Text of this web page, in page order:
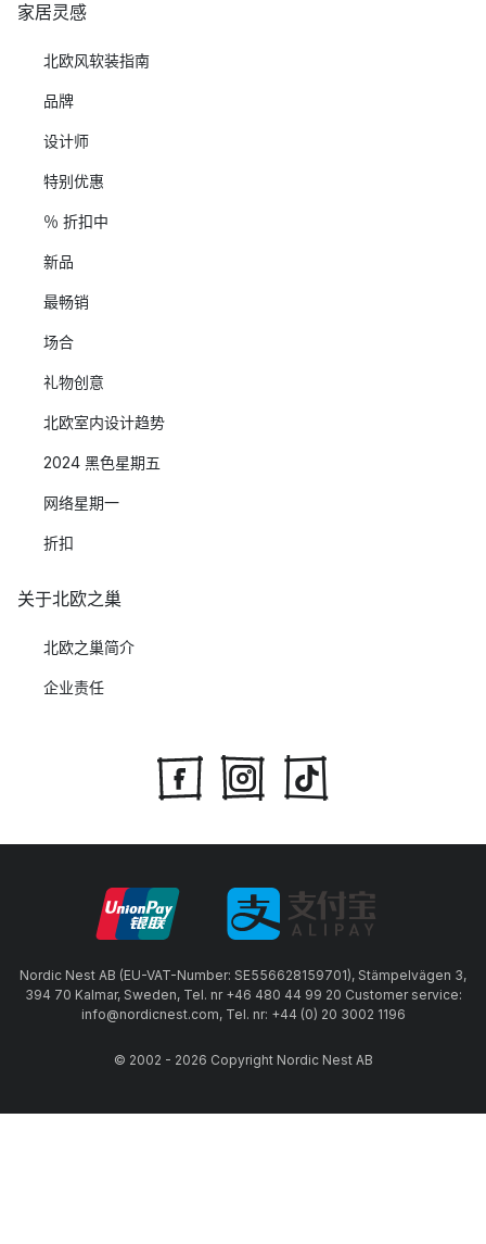
家居灵感
北欧风软装指南
品牌
设计师
特别优惠
％ 折扣中
新品
最畅销
场合
礼物创意
北欧室内设计趋势
2024 黑色星期五
网络星期一
折扣
关于北欧之巢
北欧之巢简介
企业责任
Nordic Nest AB (EU-VAT-Number: SE556628159701), Stämpelvägen 3,
394 70 Kalmar, Sweden, Tel. nr +46 480 44 99 20 Customer service:
info@nordicnest.com, Tel. nr: +44 (0) 20 3002 1196
© 2002 - 2026 Copyright Nordic Nest AB